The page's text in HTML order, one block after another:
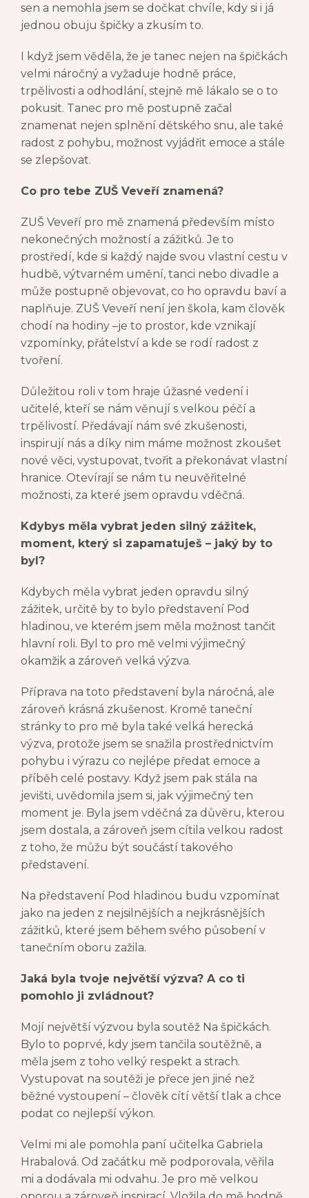
sen a nemohla jsem se dočkat chvíle, kdy si i já
jednou obuju špičky a zkusím to.
I když jsem věděla, že je tanec nejen na špičkách
velmi náročný a vyžaduje hodně práce,
trpělivosti a odhodlání, stejně mě lákalo se o to
pokusit. Tanec pro mě postupně začal
znamenat nejen splnění dětského snu, ale také
radost z pohybu, možnost vyjádřit emoce a stále
se zlepšovat.
Co pro tebe ZUŠ Veveří znamená?
ZUŠ Veveří pro mě znamená především místo
nekonečných možností a zážitků. Je to
prostředí, kde si každý najde svou vlastní cestu v
hudbě, výtvarném umění, tanci nebo divadle a
může postupně objevovat, co ho opravdu baví a
naplňuje. ZUŠ Veveří není jen škola, kam člověk
chodí na hodiny –je to prostor, kde vznikají
vzpomínky, přátelství a kde se rodí radost z
tvoření.
Důležitou roli v tom hraje úžasné vedení i
učitelé, kteří se nám věnují s velkou péčí a
trpělivostí. Předávají nám své zkušenosti,
inspirují nás a díky nim máme možnost zkoušet
nové věci, vystupovat, tvořit a překonávat vlastní
hranice. Otevírají se nám tu neuvěřitelné
možnosti, za které jsem opravdu vděčná.
Kdybys měla vybrat jeden silný zážitek,
moment, který si zapamatuješ – jaký by to
byl?
Kdybych měla vybrat jeden opravdu silný
zážitek, určitě by to bylo představení Pod
hladinou, ve kterém jsem měla možnost tančit
hlavní roli. Byl to pro mě velmi výjimečný
okamžik a zároveň velká výzva.
Příprava na toto představení byla náročná, ale
zároveň krásná zkušenost. Kromě taneční
stránky to pro mě byla také velká herecká
výzva, protože jsem se snažila prostřednictvím
pohybu i výrazu co nejlépe předat emoce a
příběh celé postavy. Když jsem pak stála na
jevišti, uvědomila jsem si, jak výjimečný ten
moment je. Byla jsem vděčná za důvěru, kterou
jsem dostala, a zároveň jsem cítila velkou radost
z toho, že můžu být součástí takového
představení.
Na představení Pod hladinou budu vzpomínat
jako na jeden z nejsilnějších a nejkrásnějších
zážitků, které jsem během svého působení v
tanečním oboru zažila.
Jaká byla tvoje největší výzva? A co ti
pomohlo ji zvládnout?
Mojí největší výzvou byla soutěž Na špičkách.
Bylo to poprvé, kdy jsem tančila soutěžně, a
měla jsem z toho velký respekt a strach.
Vystupovat na soutěži je přece jen jiné než
běžné vystoupení – člověk cítí větší tlak a chce
podat co nejlepší výkon.
Velmi mi ale pomohla paní učitelka Gabriela
Hrabalová. Od začátku mě podporovala, věřila
mi a dodávala mi odvahu. Je pro mě velkou